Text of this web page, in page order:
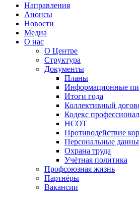
Направления
Анонсы
Новости
Медиа
О нас
О Центре
Структура
Документы
Планы
Информационные
Итоги года
Коллективный
Кодекс
НСОТ
Противодействие
Персональные
Охрана труда
Учётная политика
Профсоюзная жизнь
Партнёры
Вакансии